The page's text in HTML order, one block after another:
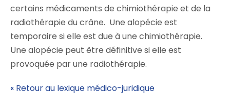
certains médicaments de chimiothérapie et de la
radiothérapie du crâne. Une alopécie est
temporaire si elle est due à une chimiothérapie.
Une alopécie peut être définitive si elle est
provoquée par une radiothérapie.
« Retour au lexique médico-juridique